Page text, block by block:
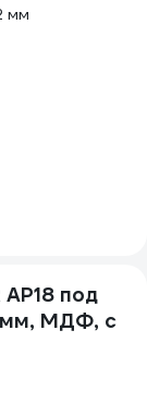
мм
под
мм, МДФ, с